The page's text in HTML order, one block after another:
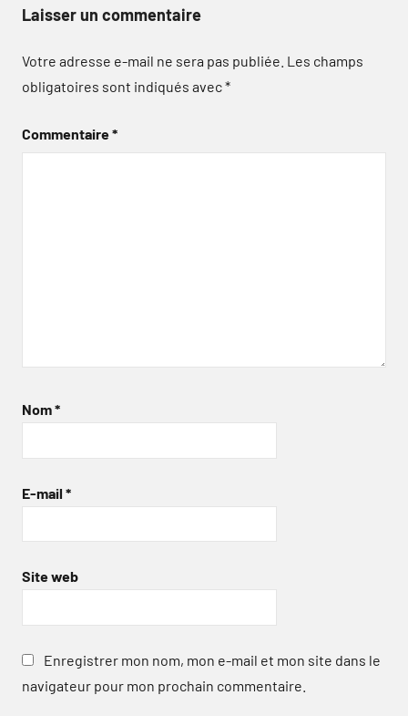
Laisser un commentaire
Votre adresse e-mail ne sera pas publiée. Les champs
obligatoires sont indiqués avec*
Commentaire*
Nom*
E-mail *
Site web
Enregistrer mon nom, mon e-mail et mon site dans le
navigateur pour mon prochain commentaire.